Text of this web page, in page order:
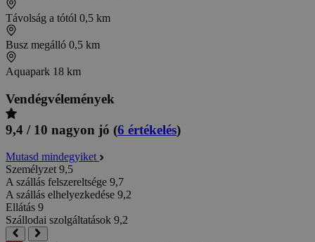
Távolság a tótól 0,5 km
Busz megálló 0,5 km
Aquapark 18 km
Vendégvélemények
9,4 / 10 nagyon jó (6 értékelés)
Mutasd mindegyiket
Személyzet 9,5
A szállás felszereltsége 9,7
A szállás elhelyezkedése 9,2
Ellátás 9
Szállodai szolgáltatások 9,2